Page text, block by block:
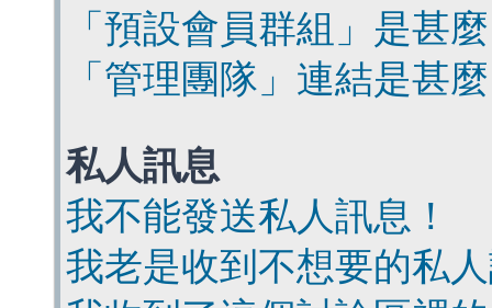
「預設會員群組」是甚
「管理團隊」連結是甚
私人訊息
我不能發送私人訊息！
我老是收到不想要的私